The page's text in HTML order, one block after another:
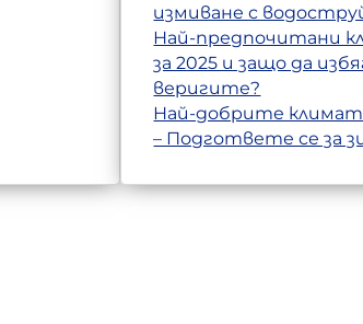
измиване с
Най-предпочитани
за 2025 и защо да
веригите?
Най-добрите
– Подгответе се за